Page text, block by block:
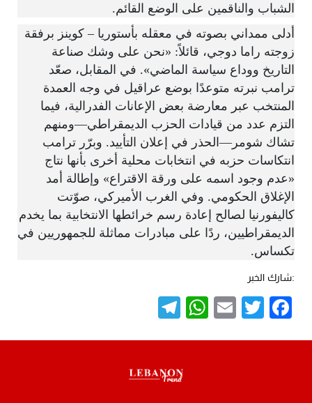
الشباب والناقمين على الوضع القائم.
أدلى ممداني بصوته في معقله بأستوريا – كوينز برفقة
زوجته راما دوجي، قائلاً: «نحن على وشك صناعة
التاريخ ووداع سياسة الماضي». في المقابل، صعّد
ترامب نبرته متوعدًا بوضع عراقيل في وجه العمدة
المنتخب عبر معارضة بعض الإعانات الفدرالية، فيما
التزم عدد من قيادات الحزب الديمقراطي—ومنهم
تشاك شومر—الحذر في إعلان التأييد. وبرّر ترامب
انتكاسات حزبه في انتخابات محلية أخرى بأنها نتاج
«عدم وجود اسمه على ورقة الاقتراع» وإطالة أمد
الإغلاق الحكومي. وفي الغرب الأميركي، صوّتت
كاليفورنيا لصالح إعادة رسم خرائطها الانتخابية بما يخدم
الديمقراطيين، ردًا على مبادرات مماثلة للجمهوريين في
تكساس.
:شارك الخبر
Facebook
Twitter
Email
WhatsApp